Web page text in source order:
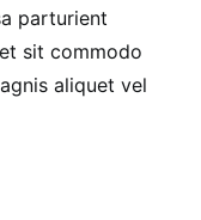
parturient
sit commodo
aliquet vel